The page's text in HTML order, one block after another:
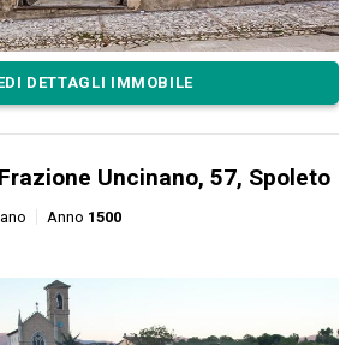
DETTAGLI IMMOBILE
Uncinano, 57, Spoleto
Anno 1500